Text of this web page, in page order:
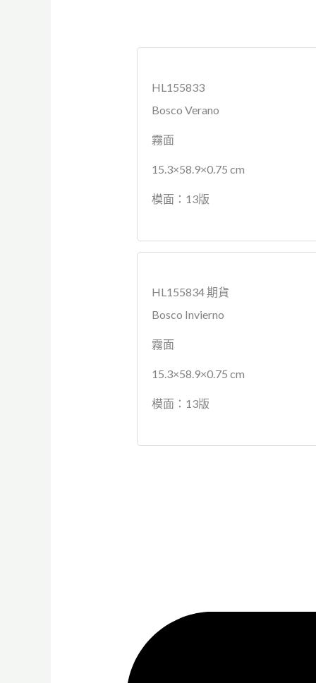
HL155833
Bosco Verano
霧面
15.3×58.9×0.75 cm
模面：13版
HL155834 期貨
Bosco Invierno
霧面
15.3×58.9×0.75 cm
模面：13版